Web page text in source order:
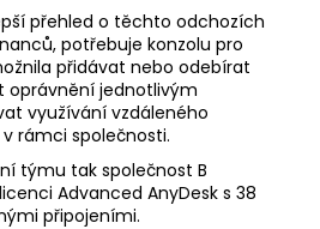
přehled o těchto odchozích
potřebuje konzolu pro
přidávat nebo odebírat
oprávnění jednotlivým
využívání vzdáleného
rámci společnosti.
týmu tak společnost B
Advanced AnyDesk s 38
připojeními.